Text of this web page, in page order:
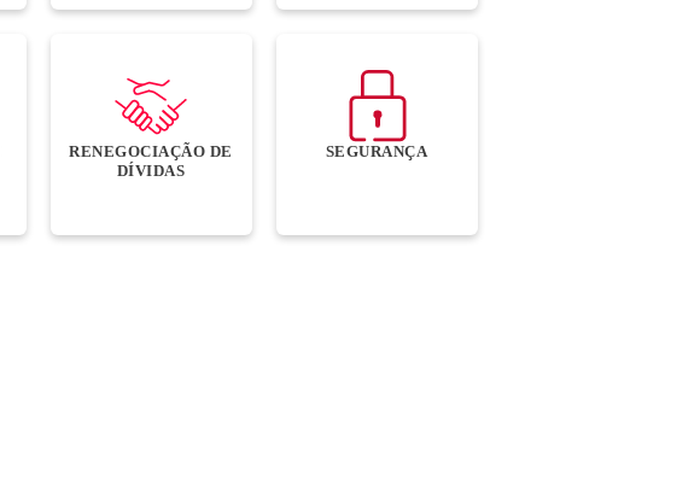
RENEGOCIAÇÃO DE
DÍVIDAS
SEGURANÇA